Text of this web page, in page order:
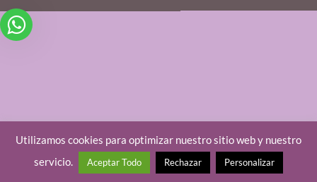
Utilizamos cookies para optimizar nuestro sitio web y nuestro
servicio.
Aceptar Todo Rechazar Personalizar